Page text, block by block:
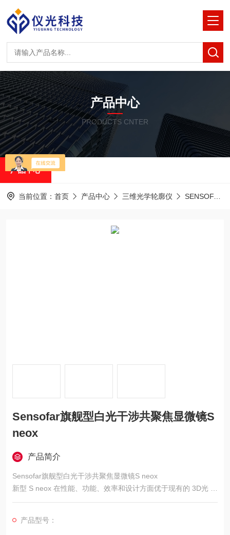
产品中心
PRODUCTS CNTER
产品中心
当前位置： 首页 产品中心 三维光学轮廓仪 SENSOFAR共聚焦白光干涉仪
Sensofar旗舰型白光干涉共聚焦显微镜S
neox
产品简介
Sensofar旗舰型白光干涉共聚焦显微镜S neox
新型 S neox 在性能、功能、效率和设计方面优于现有的 3D光 学
轮廓仪，是Sensofar 的新一 代高级测量系统。
产品型号：